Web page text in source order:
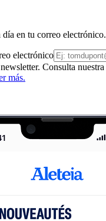
en tu correo electrónico.
electrónico
Consulta nuestra
más.